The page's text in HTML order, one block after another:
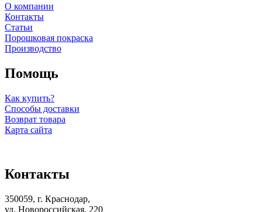
О компании
Контакты
Статьи
Порошковая покраска
Производство
Помощь
Как купить?
Способы доставки
Возврат товара
Карта сайта
Контакты
350059, г. Краснодар,
ул. Новороссийская, 220